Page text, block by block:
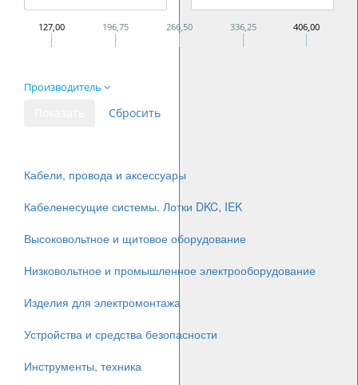
127,00 196,75 266,50 336,25 406,00
Производитель
Кабели, провода и аксессуары
Кабеленесущие системы. Лотки DKC, IEK
Высоковольтное и щитовое оборудование
Низковольтное и промышленное электрооборудование
Изделия для электромонтажа
Устройства и средства безопасности
Инструменты, техника